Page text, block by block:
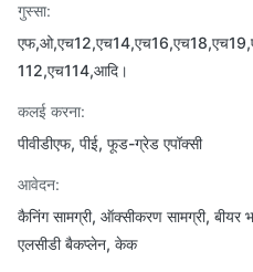
गुस्सा:
112,एच114,आदि।
कलई करना:
पीवीडीएफ, पीई, फूड-ग्रेड एपॉक्सी
आवेदन:
कैनिंग सामग्री, ऑक्सीकरण सामग्री, बीयर
एलसीडी बैकप्लेन, केक